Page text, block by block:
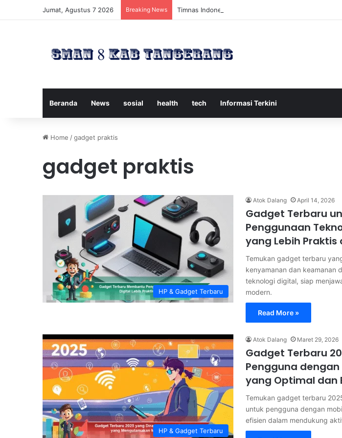
Jumat, Agustus 7 2026 Breaking News Timnas Indonesia U-17 Tereliminasi, Berikut 4 Tim
Beranda News sosial health tech Informasi Terkini
Home /gadget praktis
gadget praktis
HP & Gadget Terbaru
Atok Dalang April 14, 2026
Gadget Terbaru
Penggunaan
yang Lebih Praktis
Temukan gadget terbaru
kenyamanan dan keamanan
teknologi digital, siap
modern.
Read More »
HP & Gadget Terbaru
Atok Dalang Maret 29, 2026
Gadget Terbaru
Pengguna
yang Optimal dan
Temukan gadget terbaru
untuk pengguna dengan
efisien dalam mendukung